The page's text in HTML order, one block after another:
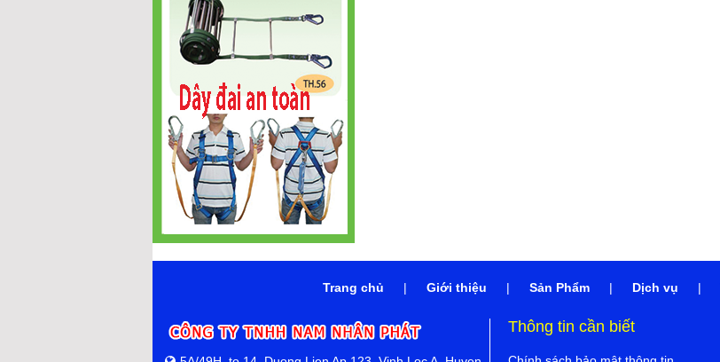
Trang chủ | Giới thiệu | Sản Phẩm | Dịch vụ |
Thông tin cần biết